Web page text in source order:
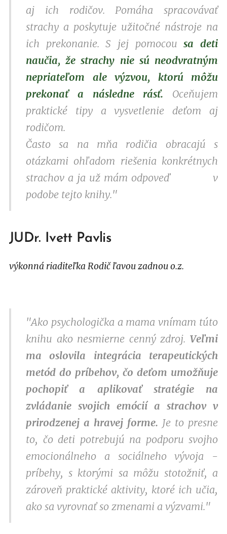
aj ich rodičov. Pomáha spracovávať
strachy a poskytuje užitočné nástroje na
ich prekonanie. S jej pomocou sa deti
naučia, že strachy nie sú neodvratným
nepriateľom ale výzvou, ktorú môžu
prekonať a následne rásť. Oceňujem
praktické tipy a vysvetlenie deťom aj
rodičom.
Často sa na mňa rodičia obracajú s
otázkami ohľadom riešenia konkrétnych
strachov a ja už mám odpoveď v
podobe tejto knihy."
JUDr. Ivett Pavlis
výkonná riaditeľka Rodič ľavou zadnou o.z.
"Ako psychologička a mama vnímam túto
knihu ako nesmierne cenný zdroj. Veľmi
ma oslovila integrácia terapeutických
metód do príbehov, čo deťom umožňuje
pochopiť a aplikovať stratégie na
zvládanie svojich emócií a strachov v
prirodzenej a hravej forme. Je to presne
to, čo deti potrebujú na podporu svojho
emocionálneho a sociálneho vývoja -
príbehy, s ktorými sa môžu stotožniť, a
zároveň praktické aktivity, ktoré ich učia,
ako sa vyrovnať so zmenami a výzvami."